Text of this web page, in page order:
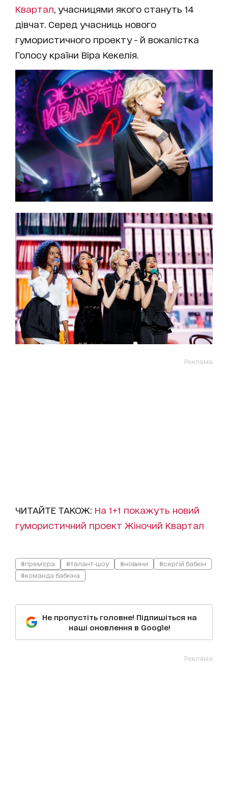
Квартал , учасницями якого стануть 14
дівчат. Серед учасниць нового
гумористичного проекту - й вокалістка
Голосу країни Віра Кекелія.
Реклама
ЧИТАЙТЕ ТАКОЖ: На 1+1 покажуть новий
гумористичний проект Жіночий Квартал
#прем'єра #талант-шоу #новини
#сергій бабкін
#команда бабкіна
Не пропустіть головне! Підпишіться на
наші оновлення в Google!
Реклама